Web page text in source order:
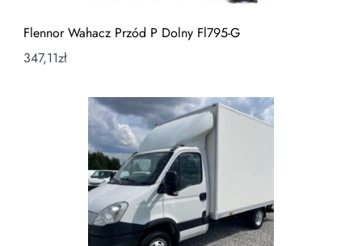
Flennor Wahacz Przód P Dolny Fl795-G
347,11zł